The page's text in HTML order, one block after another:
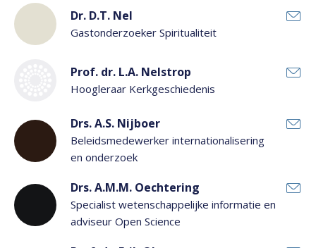
Dr. D.T. Nel
Gastonderzoeker Spiritualiteit
Prof. dr. L.A. Nelstrop
Hoogleraar Kerkgeschiedenis
Drs. A.S. Nijboer
Beleidsmedewerker internationalisering
en onderzoek
Drs. A.M.M. Oechtering
Specialist wetenschappelijke informatie en
adviseur Open Science